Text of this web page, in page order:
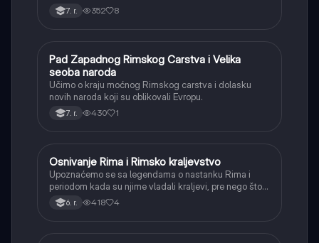
7. r. 352 8
Istorija
Pad Zapadnog Rimskog Carstva i Velika
seoba naroda
Učimo o kraju moćnog Rimskog carstva i dolasku
novih naroda koji su oblikovali Evropu.
7. r. 430 1
Istorija
Osnivanje Rima i Rimsko kraljevstvo
Upoznaćemo se sa legendama o nastanku Rima i
periodom kada su njime vladali kraljevi, pre nego što
je postao republika.
6. r. 418 4